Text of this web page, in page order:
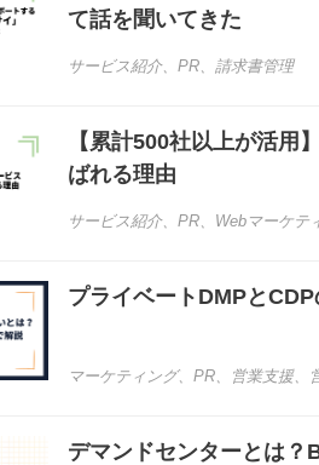
て話を聞いてきた
サービス紹介、 PR、 請求書管理
【累計500社以上が活用
ばれる理由
サービス紹介、 PR、 Webマーケテ
プライベートDMPと
マーケティング、 PR、 営業支援、
デマンドセンターとは？